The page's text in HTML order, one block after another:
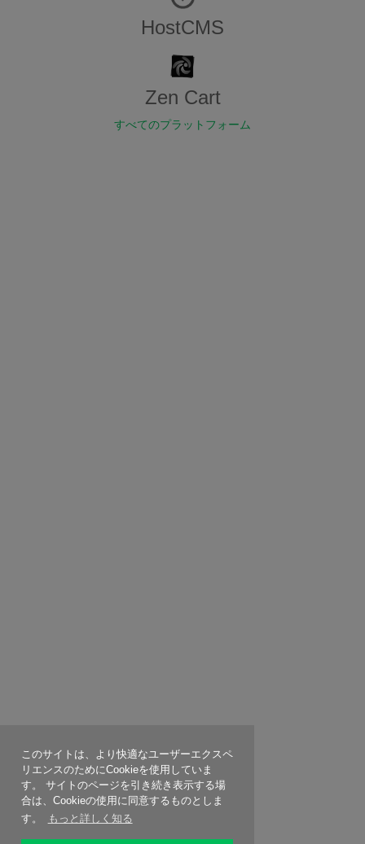
このサイトは、より快適なユーザーエクスペ
リエンスのためにCookieを使用していま
す。 サイトのページを引き続き表示する場
合は、Cookieの使用に同意するものとしま
す。
もっと詳しく知る
HostCMS
Zen​ ​Cart
すべてのプラットフォーム